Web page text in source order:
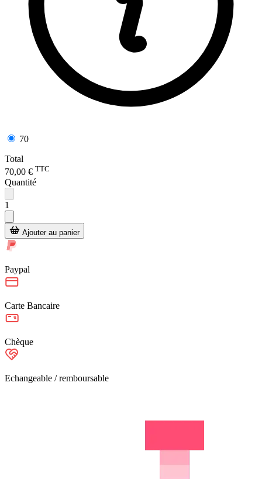
70
Total
70,00 € TTC
Quantité
1
Ajouter au panier
Paypal
Carte Bancaire
Chèque
Echangeable / remboursable